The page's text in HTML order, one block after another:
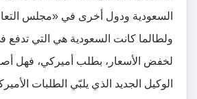
السعودية ودول أخرى في «مجلس
ولطالما كانت السعودية هي التي تدفع في
لخفض الأسعار، بطلب أميركي، فهل
الوكيل الجديد الذي يلبّي الطلبات